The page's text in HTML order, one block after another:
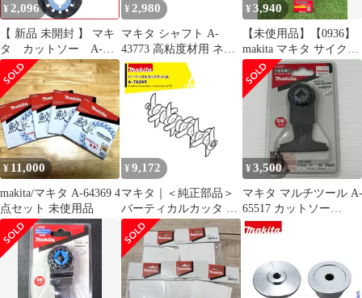
¥ 2,096
【 新品 未開封 】 マキ
タ カットソー A-
63909 未使用 送料無料
¥ 2,980
マキタ シャフト A-
43773 高粘度材用 ネジ
込み式 M12 カクハン機
用 makita 正規品 純正品
撹拌機 撹拌 かくはん機
かくはん アクセサリ ア
タッチメント 部品 交換
¥3,940
【未使用品】【0936】
makita マキタ サイクロ
ンアタッチメント A-
67169
IT7XARGAH9A4
¥ 11,000
makita/マキタ A-64369 4
点セット 未使用品
¥ 9,172
マキタ｜＜純正部品＞
バーティカルカッタ A-
76249
¥3,500
マキタ マルチツール A-
65517 カットソー
TMA055BIM 未開封品